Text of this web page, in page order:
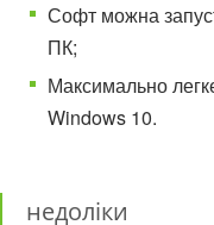
Софт можна
ПК;
Максимально
Windows 10.
недоліки